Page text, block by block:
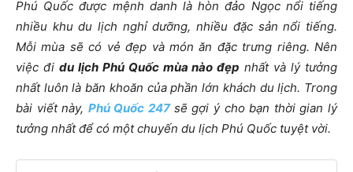
Phú Quốc được mệnh danh là hòn đảo Ngọc nổi tiếng
nhiều khu du lịch nghỉ dưỡng, nhiều đặc sản nổi tiếng.
Mỗi mùa sẽ có vẻ đẹp và món ăn đặc trưng riêng. Nên
việc đi du lịch Phú Quốc mùa nào đẹp nhất và lý tưởng
nhất luôn là băn khoăn của phần lớn khách du lịch. Trong
bài viết này, Phú Quốc 247 sẽ gợi ý cho bạn thời gian lý
tưởng nhất để có một chuyến du lịch Phú Quốc tuyệt vời.